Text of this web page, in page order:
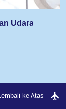
Udara
ke Atas